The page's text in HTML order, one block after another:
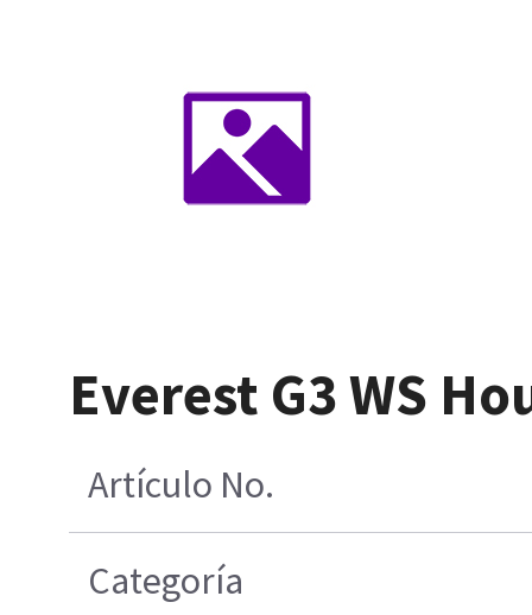
Everest G3 WS
Artículo No.
Categoría